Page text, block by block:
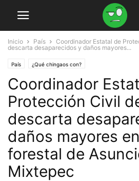
Inicio País
Coordinador Estatal de
descarta desaparecidos y daños mayores...
País ¿Qué chingaos con?
Coordinador
Protección Civil
descarta
daños mayores
forestal de
Mixtepec